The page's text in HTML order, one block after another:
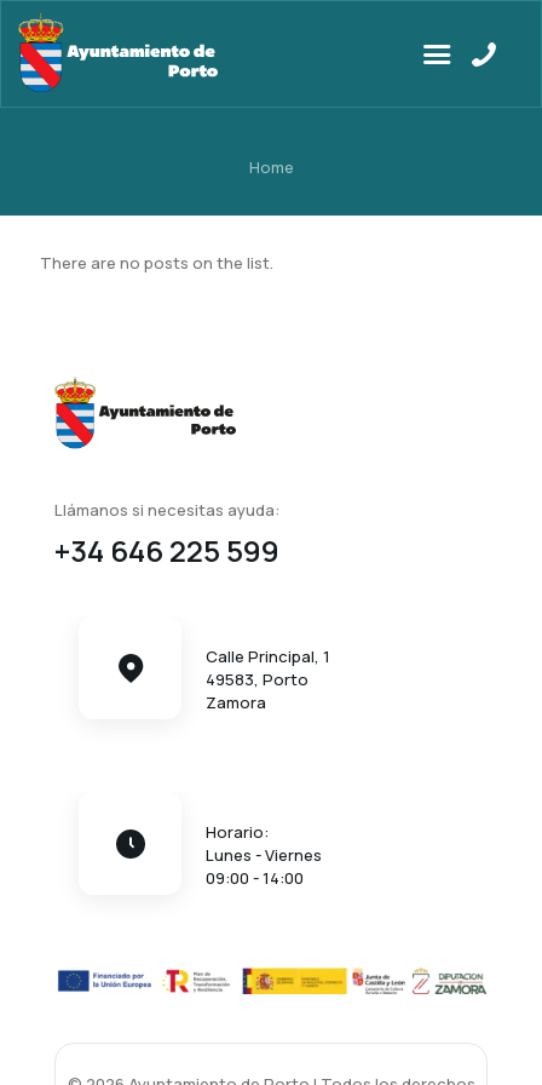
Home
There are no posts on the list.
Llámanos si necesitas ayuda:
+34 646 225 599
Calle Principal, 1
49583, Porto
Zamora
Horario:
Lunes - Viernes
09:00 - 14:00